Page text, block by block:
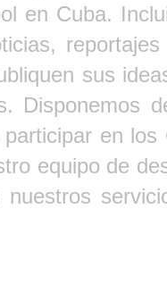
en Cuba.
sus
Disponemos
en
equipo de
nuestros